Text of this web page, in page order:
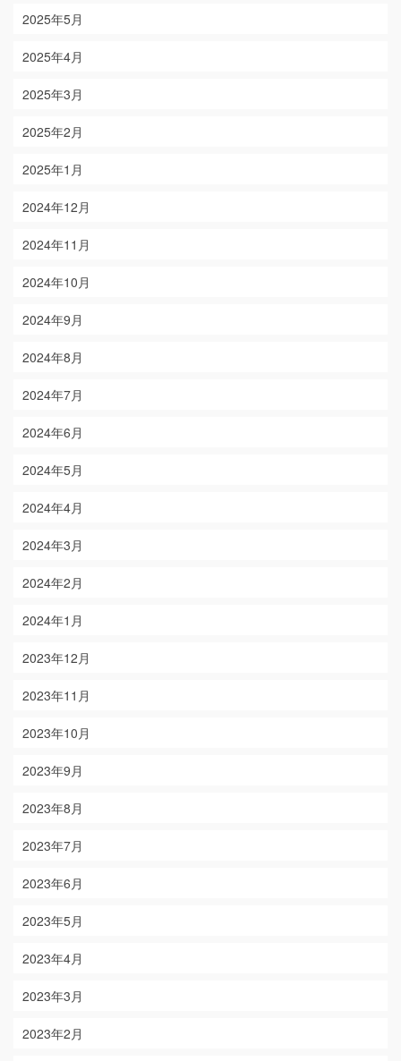
2025年5月
2025年4月
2025年3月
2025年2月
2025年1月
2024年12月
2024年11月
2024年10月
2024年9月
2024年8月
2024年7月
2024年6月
2024年5月
2024年4月
2024年3月
2024年2月
2024年1月
2023年12月
2023年11月
2023年10月
2023年9月
2023年8月
2023年7月
2023年6月
2023年5月
2023年4月
2023年3月
2023年2月